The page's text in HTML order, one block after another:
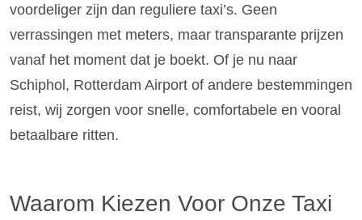
voordeliger zijn dan reguliere taxi’s. Geen
verrassingen met meters, maar transparante prijzen
vanaf het moment dat je boekt. Of je nu naar
Schiphol, Rotterdam Airport of andere bestemmingen
reist, wij zorgen voor snelle, comfortabele en vooral
betaalbare ritten.
Waarom Kiezen Voor Onze Taxi